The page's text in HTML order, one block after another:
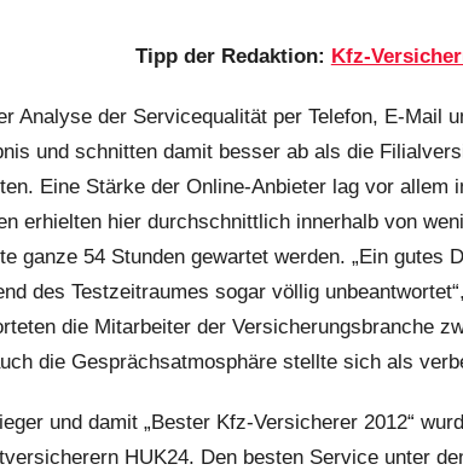
Tipp der Redaktion: Kfz-
Analyse der Servicequalität per Telefon, E-Mail
und schnitten damit besser ab als die
Eine Stärke der Online-Anbieter lag vor allem
erhielten hier durchschnittlich innerhalb von
ganze 54 Stunden gewartet werden. „Ein
des Testzeitraumes sogar völlig
die Mitarbeiter der Versicherungsbranche
die Gesprächsatmosphäre stellte sich als
und damit „Bester Kfz-Versicherer 2012“
HUK24. Den besten Service unter